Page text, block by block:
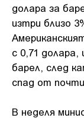
долара за
изтри близо
с 0,71 долара,
барел, след
спад от почти
В неделя